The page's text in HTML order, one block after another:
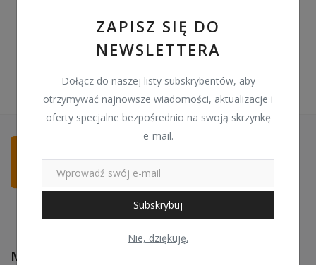
Polski
ZAPISZ SIĘ DO
NEWSLETTERA
Dołącz do naszej listy subskrybentów, aby
otrzymywać najnowsze wiadomości, aktualizacje i
oferty specjalne bezpośrednio na swoją skrzynkę
e-mail.
Subskrybuj
Nie, dziękuję.
Menu podręczne